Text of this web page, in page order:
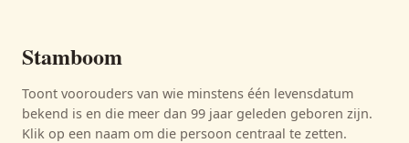
Stamboom
Toont voorouders van wie minstens één levensdatum
bekend is en die meer dan 99 jaar geleden geboren zijn.
Klik op een naam om die persoon centraal te zetten.